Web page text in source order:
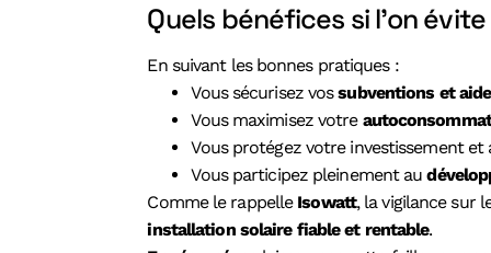
Quels bénéfices si l’on
En suivant les bonnes pratiques :
Vous sécurisez vossubventions et
Vous maximisez votre
Vous protégez votre investissement
Vous participez pleinement au
Comme le rappelle Isowatt, la vigilance sur
installation solaire fiable et rentable.